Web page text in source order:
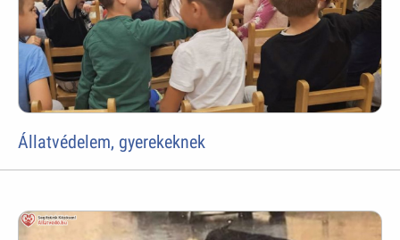
Állatvédelem, gyerekeknek